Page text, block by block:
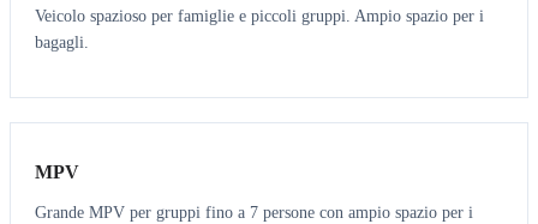
Veicolo spazioso per famiglie e piccoli gruppi. Ampio spazio per i
bagagli.
7 7
MPV
Grande MPV per gruppi fino a 7 persone con ampio spazio per i